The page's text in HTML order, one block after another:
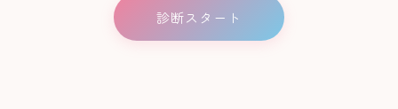
診断スタート